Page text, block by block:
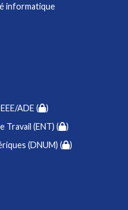
informatique
ADE (
)
Travail (ENT) (
)
(DNUM) (
)